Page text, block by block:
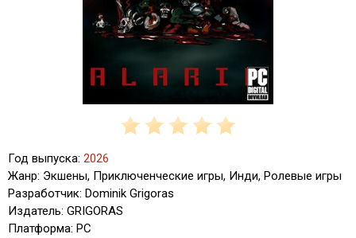
Год выпуска: 2026
Жанр: Экшены, Приключенческие игры, Инди, Ролевые игры
Разработчик: Dominik Grigoras
Издатель: GRIGORAS
Платформа: PC